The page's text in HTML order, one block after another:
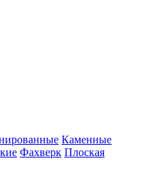
Каменные
Фахверк Плоская